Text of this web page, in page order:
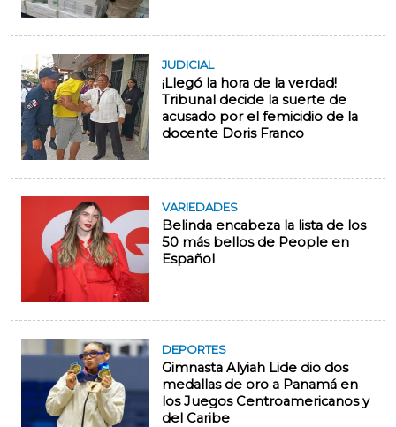
JUDICIAL
¡Llegó la hora de la verdad!
Tribunal decide la suerte de
acusado por el femicidio de la
docente Doris Franco
VARIEDADES
Belinda encabeza la lista de los
50 más bellos de People en
Español
DEPORTES
Gimnasta Alyiah Lide dio dos
medallas de oro a Panamá en
los Juegos Centroamericanos y
del Caribe